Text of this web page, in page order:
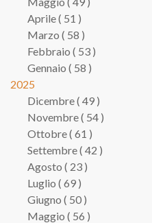
Aprile ( 51 )
Marzo ( 58 )
Febbraio ( 53 )
Gennaio ( 58 )
2025
Dicembre ( 49 )
Novembre ( 54 )
Ottobre ( 61 )
Settembre ( 42 )
Agosto ( 23 )
Luglio ( 69 )
Giugno ( 50 )
Maggio ( 56 )